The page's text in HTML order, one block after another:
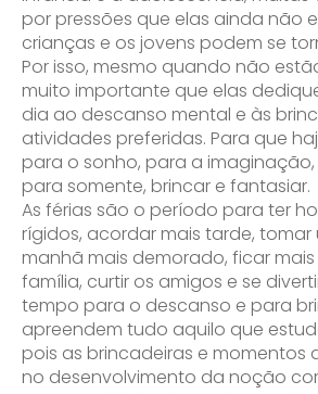
por pressões que elas ainda não
crianças e os jovens podem se
Por isso, mesmo quando não
muito importante que elas
dia ao descanso mental e às
atividades preferidas. Para que
para o sonho, para a
para somente, brincar e fantasiar.
As férias são o período para ter
rígidos, acordar mais tarde,
manhã mais demorado, ficar
família, curtir os amigos e se
tempo para o descanso e para
apreendem tudo aquilo que
pois as brincadeiras e momentos
no desenvolvimento da noção